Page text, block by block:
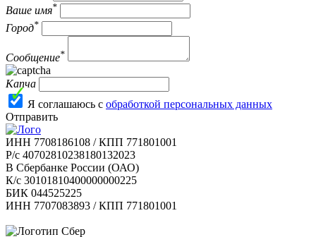
Ваше имя*
Город*
Сообщение*
Капча
Я соглашаюсь с обработкой персональных данных
Отправить
ИНН 7708186108 / КПП 771801001
Р/с 40702810238180132023
В Сбербанке России (ОАО)
К/с 30101810400000000225
БИК 044525225
ИНН 7707083893 / КПП 771801001